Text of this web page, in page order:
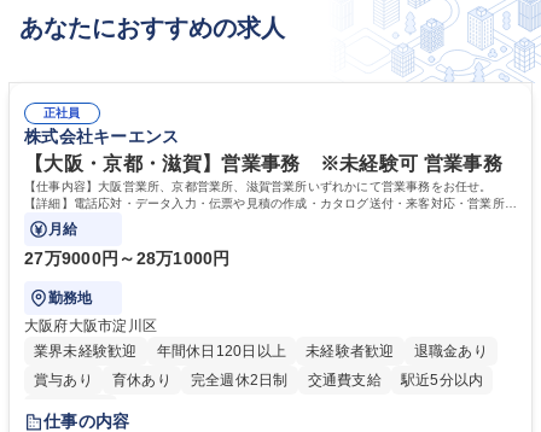
あなたにおすすめの求人
正社員
株式会社キーエンス
【大阪・京都・滋賀】営業事務 ※未経験可 営業事務
【仕事内容】大阪営業所、京都営業所、滋賀営業所いずれかにて営業事務をお任せ。
【詳細】電話応対・データ入力・伝票や見積の作成・カタログ送付・来客対応・営業所内
で発生する事務業務や業務改善をお任せ。
月給
27万9000円～28万1000円
勤務地
大阪府大阪市淀川区
業界未経験歓迎
年間休日120日以上 未経験者歓迎
退職金あり
賞与あり
育休あり 完全週休2日制 交通費支給
駅近5分以内
土日祝休み
仕事の内容